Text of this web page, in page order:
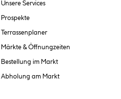
Unsere Services
Prospekte
Terrassenplaner
Märkte & Öffnungzeiten
Bestellung im Markt
Abholung am Markt